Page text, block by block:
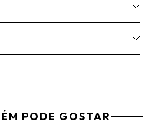
PODE GOSTAR